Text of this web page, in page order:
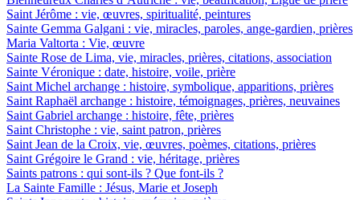
Saint Jérôme : vie, œuvres, spiritualité, peintures
Sainte Gemma Galgani : vie, miracles, paroles, ange-gardien, prières
Maria Valtorta : Vie, œuvre
Sainte Rose de Lima, vie, miracles, prières, citations, association
Sainte Véronique : date, histoire, voile, prière
Saint Michel archange : histoire, symbolique, apparitions, prières
Saint Raphaël archange : histoire, témoignages, prières, neuvaines
Saint Gabriel archange : histoire, fête, prières
Saint Christophe : vie, saint patron, prières
Saint Jean de la Croix, vie, œuvres, poèmes, citations, prières
Saint Grégoire le Grand : vie, héritage, prières
Saints patrons : qui sont-ils ? Que font-ils ?
La Sainte Famille : Jésus, Marie et Joseph